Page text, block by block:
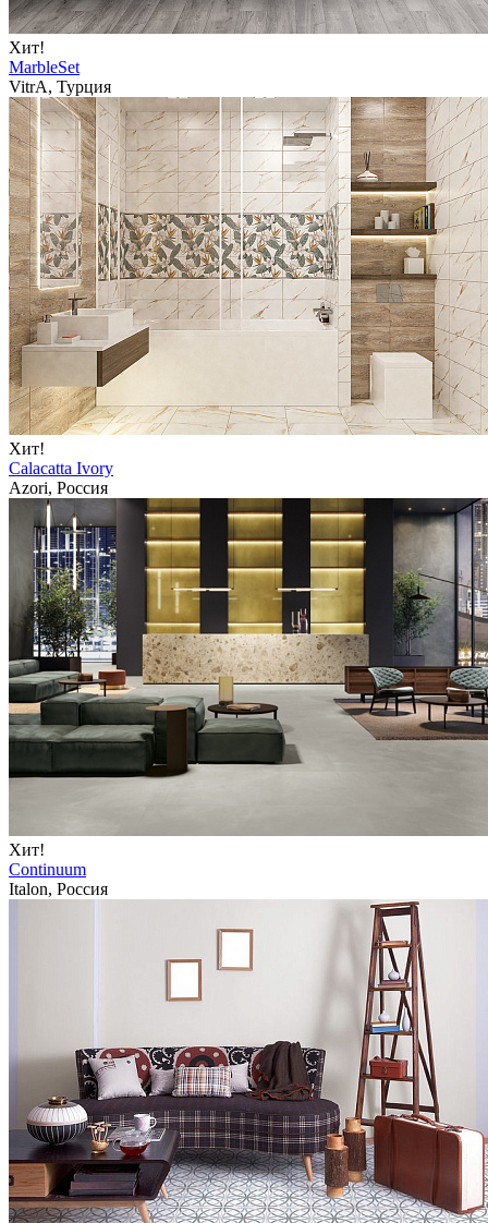
Хит!
MarbleSet
VitrA, Турция
Хит!
Calacatta Ivory
Azori, Россия
Хит!
Continuum
Italon, Россия